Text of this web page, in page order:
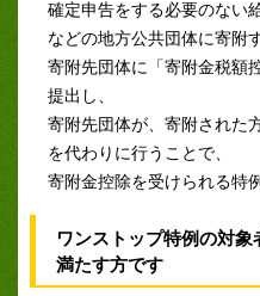
確定申告をする必要のない
などの地方公共団体に寄附
寄附先団体に「寄附金税額
提出し、
寄附先団体が、寄附された
を代わりに行うことで、
寄附金控除を受けられる特
ワンストップ特例の対
満たす方です